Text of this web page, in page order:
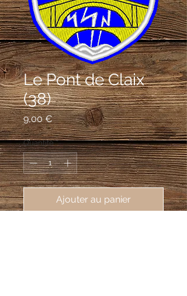
Le Pont de Claix
(38)
9,00 €Prix
Quantité *
Ajouter au panier